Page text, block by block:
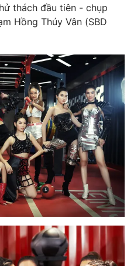
Vươn mình bằng AI
Việt Nam
điện tử số 483/GP-BTTTT
thách đầu tiên - chụp
Hồng Thúy Vân (SBD